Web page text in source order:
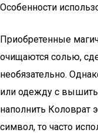
Особенности
Приобретенные
очищаются солью,
необязательно.
или одежду с
наполнить Коловрат
символ, то часто